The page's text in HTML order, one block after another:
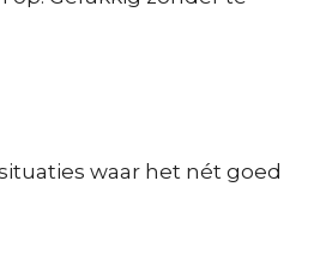
waar het nét goed